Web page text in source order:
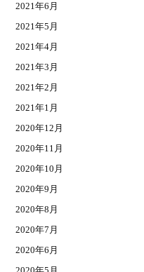
2021年6月
2021年5月
2021年4月
2021年3月
2021年2月
2021年1月
2020年12月
2020年11月
2020年10月
2020年9月
2020年8月
2020年7月
2020年6月